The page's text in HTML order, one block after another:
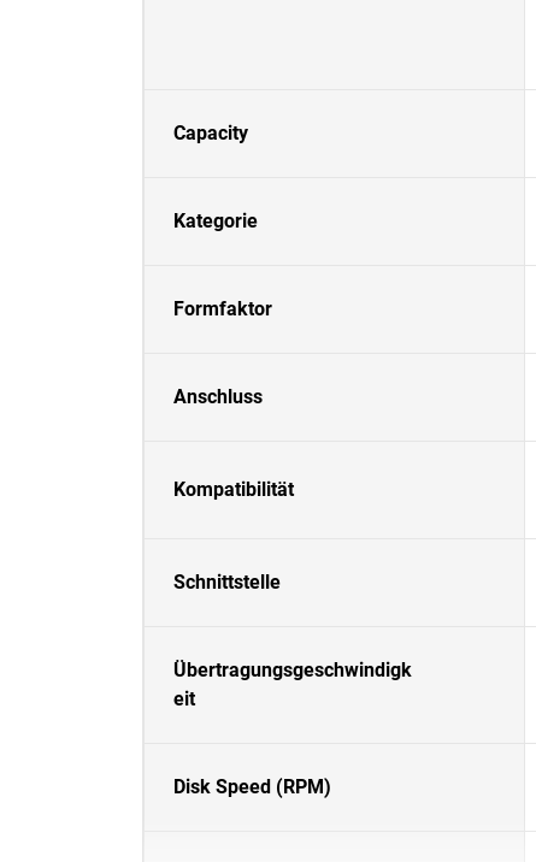
Capacity
Kategorie
Formfaktor
Anschluss
Kompatibilität
Schnittstelle
Übertragungsgeschwindigk
eit
Disk Speed (RPM)